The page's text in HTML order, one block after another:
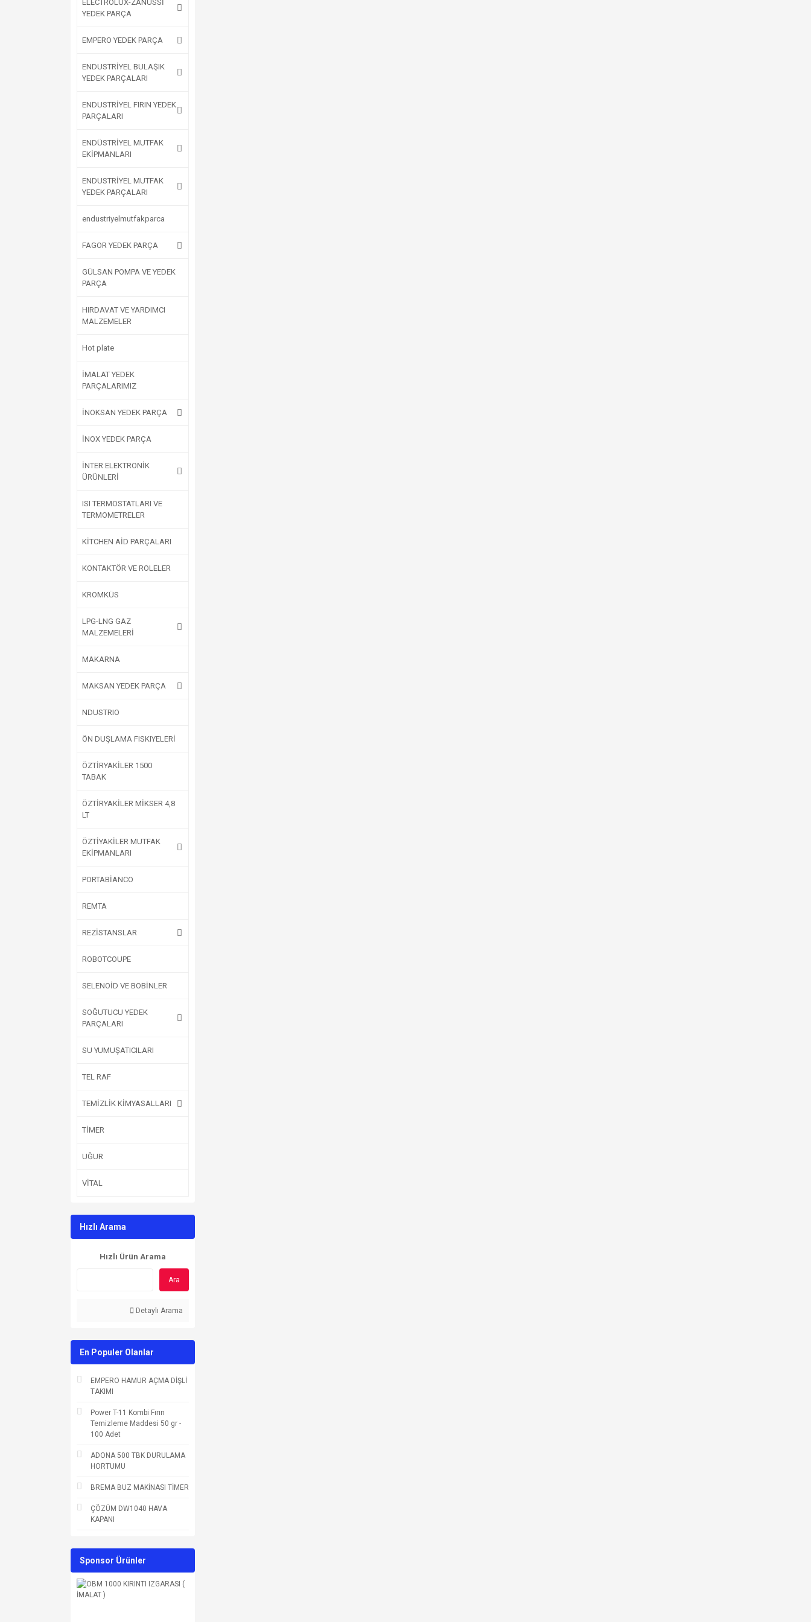
ELECTROLUX-ZANUSSİ
YEDEK PARÇA
EMPERO YEDEK PARÇA
ENDUSTRİYEL BULAŞIK
YEDEK PARÇALARI
ENDUSTRİYEL FIRIN YEDEK
PARÇALARI
ENDÜSTRİYEL MUTFAK
EKİPMANLARI
ENDUSTRİYEL MUTFAK
YEDEK PARÇALARI
endustriyelmutfakparca
FAGOR YEDEK PARÇA
GÜLSAN POMPA VE YEDEK
PARÇA
HIRDAVAT VE YARDIMCI
MALZEMELER
Hot plate
İMALAT YEDEK
PARÇALARIMIZ
İNOKSAN YEDEK PARÇA
İNOX YEDEK PARÇA
İNTER ELEKTRONİK
ÜRÜNLERİ
ISI TERMOSTATLARI VE
TERMOMETRELER
KİTCHEN AİD PARÇALARI
KONTAKTÖR VE ROLELER
KROMKÜS
LPG-LNG GAZ
MALZEMELERİ
MAKARNA
MAKSAN YEDEK PARÇA
NDUSTRIO
ÖN DUŞLAMA FISKIYELERİ
ÖZTİRYAKİLER 1500
TABAK
ÖZTİRYAKİLER MİKSER 4,8
LT
ÖZTİYAKİLER MUTFAK
EKİPMANLARI
PORTABİANCO
REMTA
REZİSTANSLAR
ROBOTCOUPE
SELENOİD VE BOBİNLER
SOĞUTUCU YEDEK
PARÇALARI
SU YUMUŞATICILARI
TEL RAF
TEMİZLİK KİMYASALLARI
TİMER
UĞUR
VİTAL
Hızlı Arama
Hızlı Ürün Arama
Ara
Detaylı Arama
En Populer Olanlar
EMPERO HAMUR AÇMA DİŞLİ
TAKIMI
Power T-11 Kombi Fırın
Temizleme Maddesi 50 gr -
100 Adet
ADONA 500 TBK DURULAMA
HORTUMU
BREMA BUZ MAKİNASI TİMER
ÇÖZÜM DW1040 HAVA
KAPANI
Sponsor Ürünler